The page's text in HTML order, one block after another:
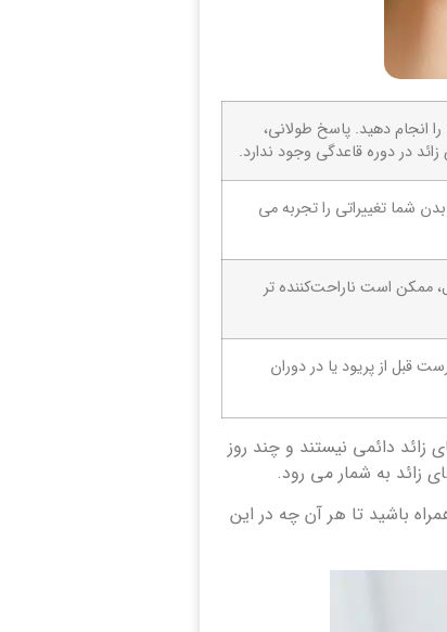
را انجام دهید. پاسخ طولانی،
در دوره قاعدگی وجود ندارد.
شما تغییراتی را تجربه می
ممکن است ناراحت‌کننده ‌تر
قبل از پریود یا در دوران
دهید. سایر روش های حذف موهای زائد دائمی نیستند و چند روز
باشید تا هر آن چه در این